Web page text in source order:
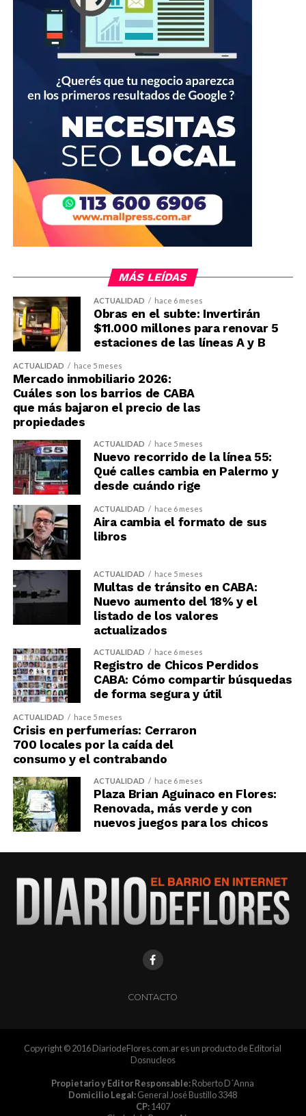
MÁS LEÍDAS
ACTUALIDAD hace 6 meses
Obras en el subte: Invertirán
$11.000 millones para renovar 5
estaciones de las líneas A y B
ACTUALIDAD hace 5 meses
Mercado inmobiliario 2026:
Cuáles son los barrios de CABA
que más bajaron el precio de las
propiedades
ACTUALIDAD hace 5 meses
Nuevo recorrido de la línea 55:
Qué calles cambia en Palermo y
desde cuándo rige
ACTUALIDAD hace 6 meses
Aira cambia el formato de sus
libros
ACTUALIDAD hace 5 meses
Multas de tránsito en CABA:
Nuevo aumento del 18% y el
listado de los valores
actualizados
ACTUALIDAD hace 6 meses
Registro de Chicos Perdidos
CABA: Cómo compartir búsquedas
de forma segura y útil
ACTUALIDAD hace 5 meses
Crisis en perfumerías: Cerraron
700 locales por la caída del
consumo y el contrabando
ACTUALIDAD hace 6 meses
Plaza Brian Aguinaco en Flores:
Renovada, más verde y con
nuevos juegos para los chicos
CONTACTO
Copyright © 2016 DiariodeFlores.com.ar es un producto de Editorial
Dosnucleos
Propietario y Editor Responsable:Roberto D´Anna
Domicilio Legal:General José Bustillo 3348
CP:1407